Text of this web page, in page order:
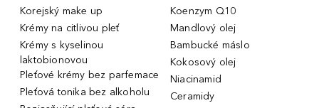
Korejský make up
Krémy na citlivou pleť
Krémy s kyselinou
laktobionovou
Pleťové krémy bez parfemace
Pleťová tonika bez alkoholu
Koenzym Q10
Mandlový olej
Bambucké máslo
Kokosový olej
Niacinamid
Ceramidy